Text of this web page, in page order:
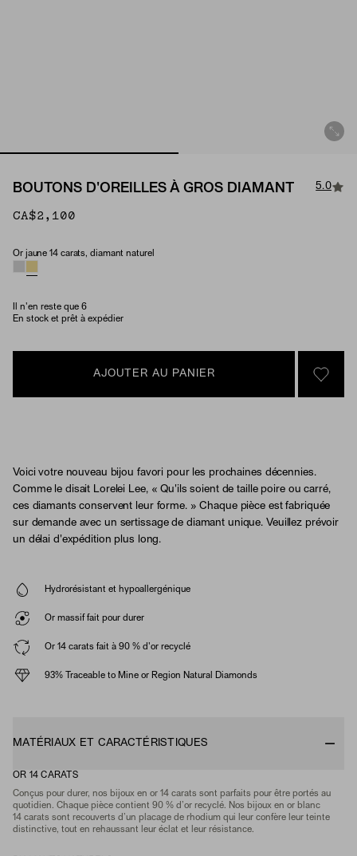
BOUTONS D'OREILLES À GROS DIAMANT 5.0
CA$2,100
Material & Stone Options
Or jaune 14 carats, diamant naturel
Il n'en reste que 6
En stock et prêt à expédier
AJOUTER AU PANIER
SIGN
Voici votre nouveau bijou favori pour les prochaines décennies.
Comme le disait Lorelei Lee, « Qu'ils soient de taille poire ou carré,
ces diamants conservent leur forme. » Chaque pièce est fabriquée
sur demande avec un sertissage de diamant unique. Veuillez prévoir
un délai d'expédition plus long.
Hydrorésistant et hypoallergénique
Or massif fait pour durer
Or 14 carats fait à 90 % d'or recyclé
93% Traceable to Mine or Region Natural Diamonds
MATÉRIAUX ET CARACTÉRISTIQUES
OR 14 CARATS
Conçus pour durer, nos bijoux en or 14 carats sont parfaits pour être portés au
quotidien. Chaque pièce contient 90 % d’or recyclé. Nos bijoux en or blanc
14 carats sont recouverts d’un placage de rhodium qui leur confère leur teinte
distinctive, tout en rehaussant leur éclat et leur résistance.